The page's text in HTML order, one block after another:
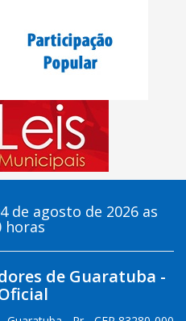
de agosto de 2026 as
horas
de Guaratuba -